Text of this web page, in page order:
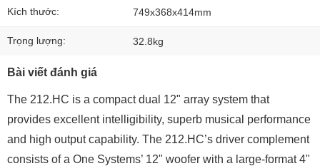
Kích thước: 749x368x414mm
Trọng lượng: 32.8kg
Bài viết đánh giá
The 212.HC is a compact dual 12" array system that
provides excellent intelligibility, superb musical performance
and high output capability. The 212.HC’s driver complement
consists of a One Systems’ 12" woofer with a large-format 4"